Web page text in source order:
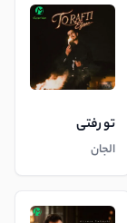
تو رفتی
الجان